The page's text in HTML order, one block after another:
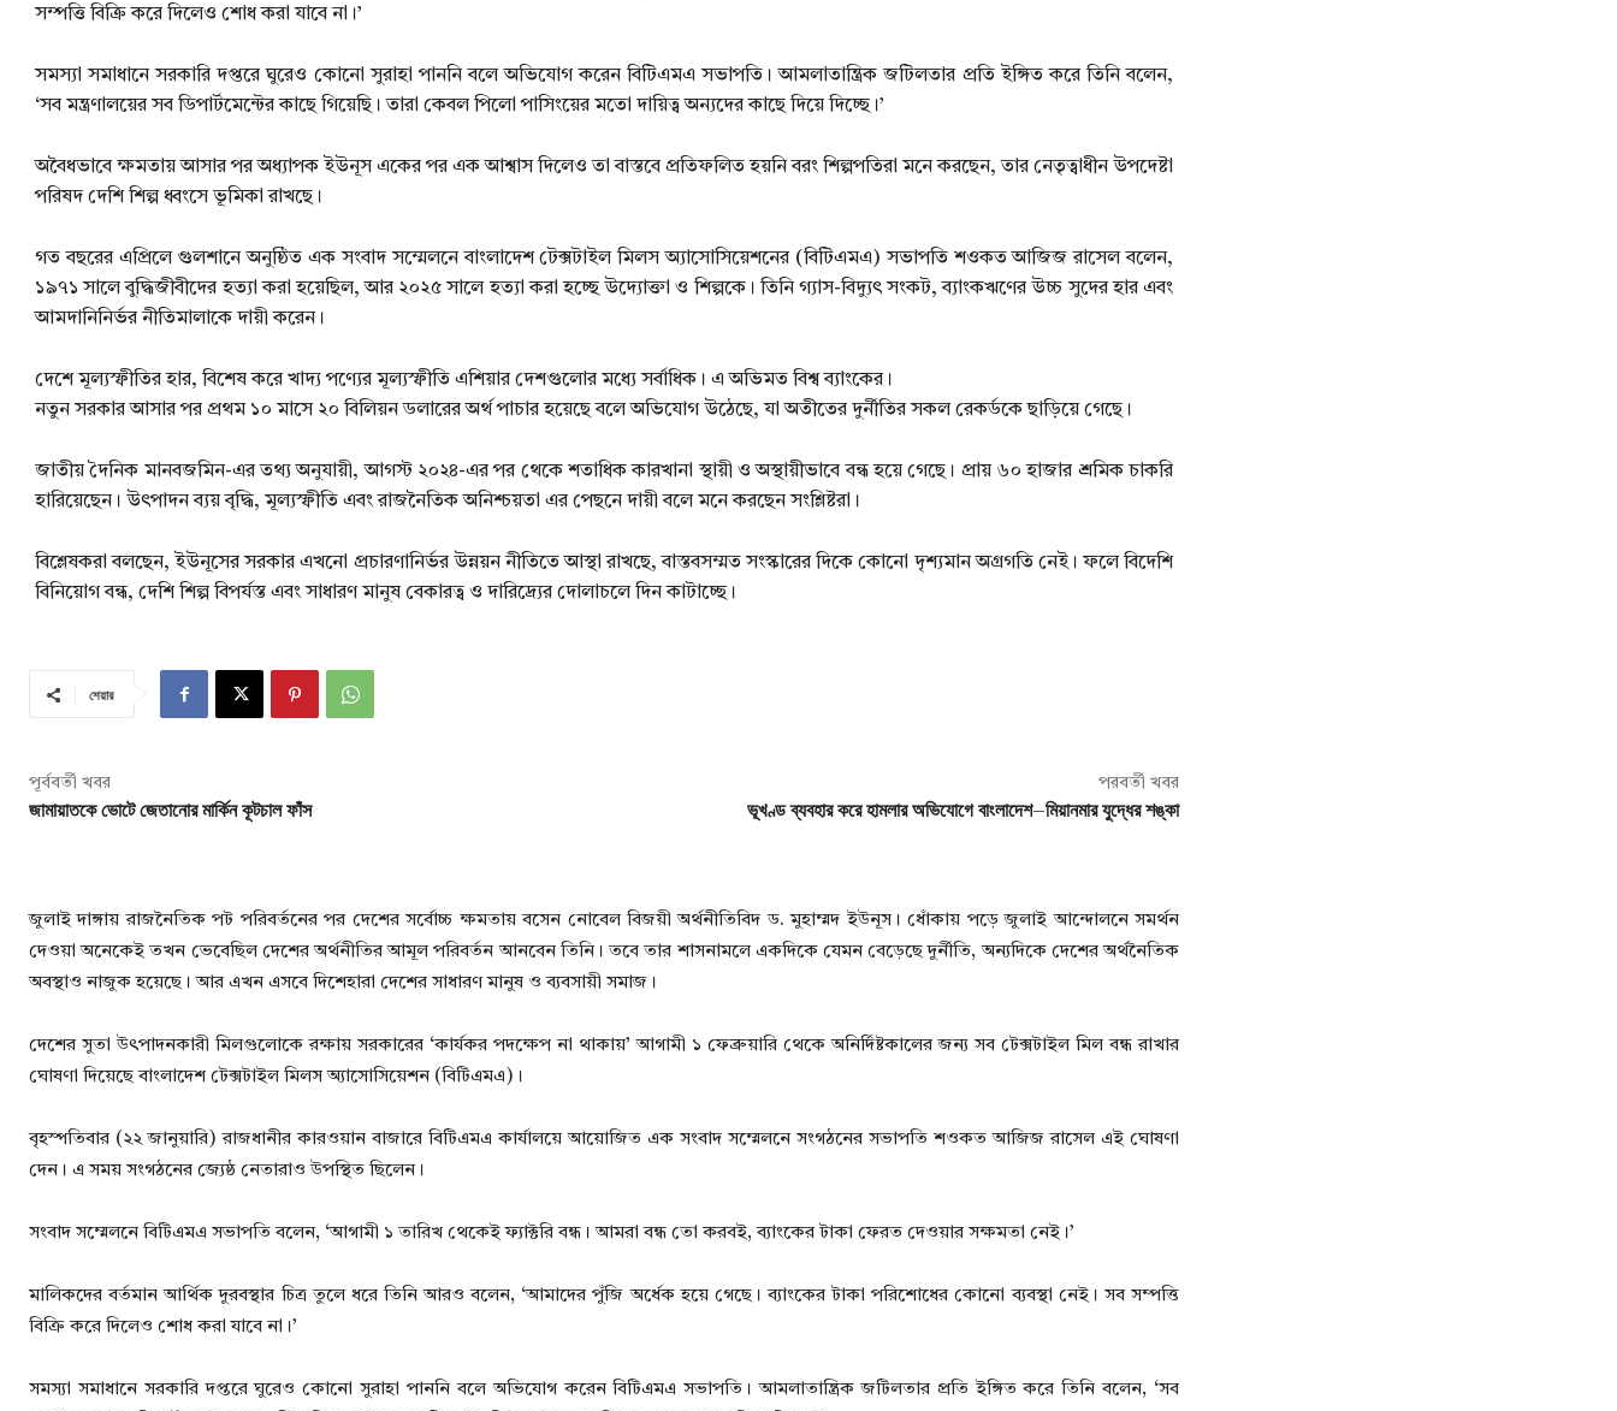
সম্পত্তি বিক্রি করে দিলেও শোধ করা যাবে না।’
সমস্যা সমাধানে সরকারি দপ্তরে ঘুরেও কোনো সুরাহা পাননি বলে অভিযোগ করেন বিটিএমএ সভাপতি। আমলাতান্ত্রিক জটিলতার প্রতি ইঙ্গিত করে তিনি বলেন,
‘সব মন্ত্রণালয়ের সব ডিপার্টমেন্টের কাছে গিয়েছি। তারা কেবল পিলো পাসিংয়ের মতো দায়িত্ব অন্যদের কাছে দিয়ে দিচ্ছে।’
অবৈধভাবে ক্ষমতায় আসার পর অধ্যাপক ইউনূস একের পর এক আশ্বাস দিলেও তা বাস্তবে প্রতিফলিত হয়নি বরং শিল্পপতিরা মনে করছেন, তার নেতৃত্বাধীন উপদেষ্টা
পরিষদ দেশি শিল্প ধ্বংসে ভূমিকা রাখছে।
গত বছরের এপ্রিলে গুলশানে অনুষ্ঠিত এক সংবাদ সম্মেলনে বাংলাদেশ টেক্সটাইল মিলস অ্যাসোসিয়েশনের (বিটিএমএ) সভাপতি শওকত আজিজ রাসেল বলেন,
১৯৭১ সালে বুদ্ধিজীবীদের হত্যা করা হয়েছিল, আর ২০২৫ সালে হত্যা করা হচ্ছে উদ্যোক্তা ও শিল্পকে। তিনি গ্যাস-বিদ্যুৎ সংকট, ব্যাংকঋণের উচ্চ সুদের হার এবং
আমদানিনির্ভর নীতিমালাকে দায়ী করেন।
দেশে মূল্যস্ফীতির হার, বিশেষ করে খাদ্য পণ্যের মূল্যস্ফীতি এশিয়ার দেশগুলোর মধ্যে সর্বাধিক। এ অভিমত বিশ্ব ব্যাংকের।
নতুন সরকার আসার পর প্রথম ১০ মাসে ২০ বিলিয়ন ডলারের অর্থ পাচার হয়েছে বলে অভিযোগ উঠেছে, যা অতীতের দুর্নীতির সকল রেকর্ডকে ছাড়িয়ে গেছে।
জাতীয় দৈনিক মানবজমিন-এর তথ্য অনুযায়ী, আগস্ট ২০২৪-এর পর থেকে শতাধিক কারখানা স্থায়ী ও অস্থায়ীভাবে বন্ধ হয়ে গেছে। প্রায় ৬০ হাজার শ্রমিক চাকরি
হারিয়েছেন। উৎপাদন ব্যয় বৃদ্ধি, মূল্যস্ফীতি এবং রাজনৈতিক অনিশ্চয়তা এর পেছনে দায়ী বলে মনে করছেন সংশ্লিষ্টরা।
বিশ্লেষকরা বলছেন, ইউনূসের সরকার এখনো প্রচারণানির্ভর উন্নয়ন নীতিতে আস্থা রাখছে, বাস্তবসম্মত সংস্কারের দিকে কোনো দৃশ্যমান অগ্রগতি নেই। ফলে বিদেশি
বিনিয়োগ বন্ধ, দেশি শিল্প বিপর্যস্ত এবং সাধারণ মানুষ বেকারত্ব ও দারিদ্র্যের দোলাচলে দিন কাটাচ্ছে।
শেয়ার
পূর্ববর্তী খবর
জামায়াতকে ভোটে জেতানোর মার্কিন কূটচাল ফাঁস
পরবর্তী খবর
ভূখণ্ড ব্যবহার করে হামলার অভিযোগে বাংলাদেশ–মিয়ানমার যুদ্ধের শঙ্কা
জুলাই দাঙ্গায় রাজনৈতিক পট পরিবর্তনের পর দেশের সর্বোচ্চ ক্ষমতায় বসেন নোবেল বিজয়ী অর্থনীতিবিদ ড. মুহাম্মদ ইউনূস। ধোঁকায় পড়ে জুলাই আন্দোলনে সমর্থন
দেওয়া অনেকেই তখন ভেবেছিল দেশের অর্থনীতির আমূল পরিবর্তন আনবেন তিনি। তবে তার শাসনামলে একদিকে যেমন বেড়েছে দুর্নীতি, অন্যদিকে দেশের অর্থনৈতিক
অবস্থাও নাজুক হয়েছে। আর এখন এসবে দিশেহারা দেশের সাধারণ মানুষ ও ব্যবসায়ী সমাজ।
দেশের সুতা উৎপাদনকারী মিলগুলোকে রক্ষায় সরকারের ‘কার্যকর পদক্ষেপ না থাকায়’ আগামী ১ ফেব্রুয়ারি থেকে অনির্দিষ্টকালের জন্য সব টেক্সটাইল মিল বন্ধ রাখার
ঘোষণা দিয়েছে বাংলাদেশ টেক্সটাইল মিলস অ্যাসোসিয়েশন (বিটিএমএ)।
বৃহস্পতিবার (২২ জানুয়ারি) রাজধানীর কারওয়ান বাজারে বিটিএমএ কার্যালয়ে আয়োজিত এক সংবাদ সম্মেলনে সংগঠনের সভাপতি শওকত আজিজ রাসেল এই ঘোষণা
দেন। এ সময় সংগঠনের জ্যেষ্ঠ নেতারাও উপস্থিত ছিলেন।
সংবাদ সম্মেলনে বিটিএমএ সভাপতি বলেন, ‘আগামী ১ তারিখ থেকেই ফ্যাক্টরি বন্ধ। আমরা বন্ধ তো করবই, ব্যাংকের টাকা ফেরত দেওয়ার সক্ষমতা নেই।’
মালিকদের বর্তমান আর্থিক দুরবস্থার চিত্র তুলে ধরে তিনি আরও বলেন, ‘আমাদের পুঁজি অর্ধেক হয়ে গেছে। ব্যাংকের টাকা পরিশোধের কোনো ব্যবস্থা নেই। সব সম্পত্তি
বিক্রি করে দিলেও শোধ করা যাবে না।’
সমস্যা সমাধানে সরকারি দপ্তরে ঘুরেও কোনো সুরাহা পাননি বলে অভিযোগ করেন বিটিএমএ সভাপতি। আমলাতান্ত্রিক জটিলতার প্রতি ইঙ্গিত করে তিনি বলেন, ‘সব